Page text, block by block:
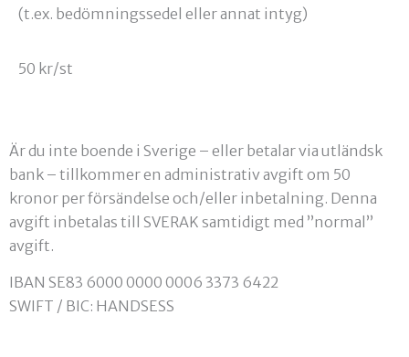
(t.ex. bedömningssedel eller annat intyg)
50 kr/st
Är du inte boende i Sverige – eller betalar via utländsk
bank – tillkommer en administrativ avgift om 50
kronor per försändelse och/eller inbetalning. Denna
avgift inbetalas till SVERAK samtidigt med ”normal”
avgift.
IBAN SE83 6000 0000 0006 3373 6422
SWIFT / BIC: HANDSESS